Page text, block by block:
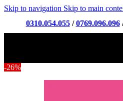
Skip to navigation Skip to main
0310.054.055/0769.096.096
-26%